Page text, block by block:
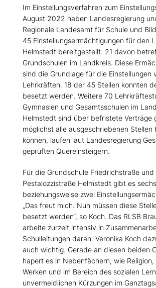
Im Einstellungsverfahren zum
August 2022 haben Landesregierung
Regionale Landesamt für Schule und
45 Einstellungsermächtigungen für den
Helmstedt bereitgestellt. 21 davon
Grundschulen im Landkreis. Diese
sind die Grundlage für die Einstellungen
Lehrkräften. 18 der 45 Stellen konnten
besetzt werden. Weitere 70
Gymnasien und Gesamtsschulen im
Helmstedt sind über befristete Verträge
möglichst alle ausgeschriebenen Stellen
können, laufen laut Landesregierung
geprüften Quereinsteigern.
Für die Grundschule Friedrichstraße und
Pestalozzistraße Helmstedt gibt es sechs
beziehungsweise zwei
Das freut mich. Nun müssen diese
besetzt werden“, so Koch. Das RLSB
arbeite zurzeit intensiv in
Schulleitungen daran. Veronika Koch
auch wichtig. Gerade an diesen beiden
hapert es in Nebenfächern, wie Religion,
Werken und im Bereich des sozialen
unvermeidlichen Kürzungen im